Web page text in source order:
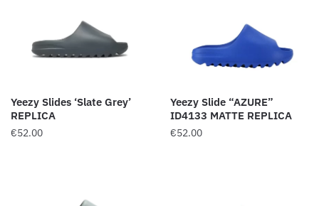
Yeezy Slides ‘Slate Grey’
REPLICA
€52.00
Yeezy Slide “AZURE”
ID4133 MATTE REPLICA
€52.00